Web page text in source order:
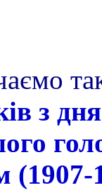
з
(1907-